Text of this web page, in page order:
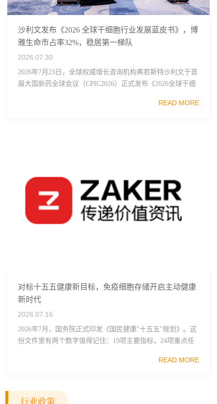
沙利文发布《2026 全球干细胞行业发展蓝皮书》，博
雅生命市占率32%，稳居第一梯队
2026.07.30
2026年7月23日，全球权威增长咨询机构弗若斯特沙利文于首
届大国新药全球会议（CPIC2026）正式发布《2026全球干细
READ MORE
对标十五五健康新目标，免疫细胞存储开启主动健康
新时代
2026.07.16
2026年7月，国务院正式印发《国民健康"十五五"规划》。这
份文件里有两个数字值得记住：19项主要指标，24项重点任
READ MORE
行业政策